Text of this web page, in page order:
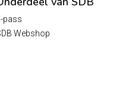
pass
Webshop